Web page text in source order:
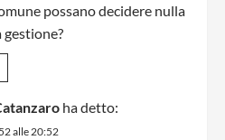
possano decidere nulla
ha detto:
alle 20:52